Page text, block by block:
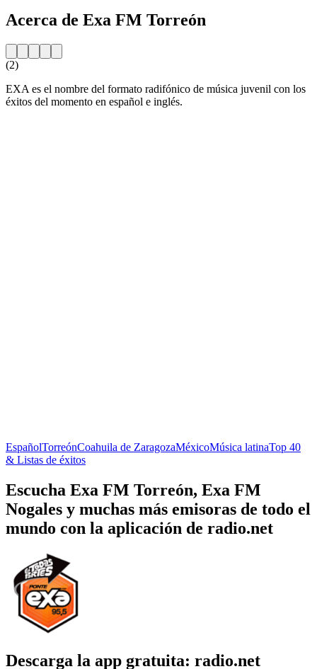
Acerca de Exa FM Torreón
(2)
EXA es el nombre del formato radifónico de música juvenil con los
éxitos del momento en español e inglés.
EspañolTorreónCoahuila de ZaragozaMéxicoMúsica latinaTop 40
& Listas de éxitos
Escucha Exa FM Torreón, Exa FM
Nogales y muchas más emisoras de todo el
mundo con la aplicación de radio.net
Descarga la app gratuita: radio.net